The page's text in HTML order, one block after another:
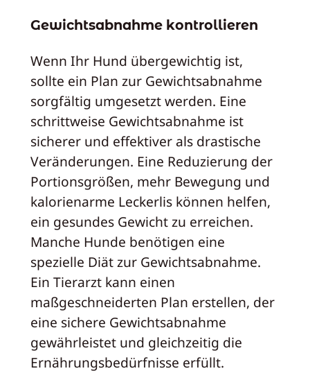
Gewichtsabnahme kontrollieren
Wenn Ihr Hund übergewichtig ist,
sollte ein Plan zur Gewichtsabnahme
sorgfältig umgesetzt werden. Eine
schrittweise Gewichtsabnahme ist
sicherer und effektiver als drastische
Veränderungen. Eine Reduzierung der
Portionsgrößen, mehr Bewegung und
kalorienarme Leckerlis können helfen,
ein gesundes Gewicht zu erreichen.
Manche Hunde benötigen eine
spezielle Diät zur Gewichtsabnahme.
Ein Tierarzt kann einen
maßgeschneiderten Plan erstellen, der
eine sichere Gewichtsabnahme
gewährleistet und gleichzeitig die
Ernährungsbedürfnisse erfüllt.